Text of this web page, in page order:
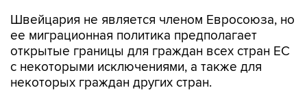
Швейцария не является членом Евросоюза, но
ее миграционная политика предполагает
открытые границы для граждан всех стран ЕС
с некоторыми исключениями, а также для
некоторых граждан других стран.